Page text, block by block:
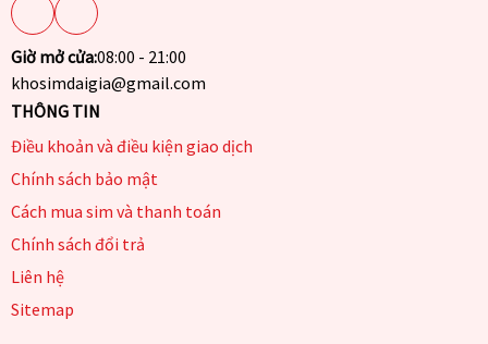
Giờ mở cửa:08:00 - 21:00
khosimdaigia@gmail.com
THÔNG TIN
Điều khoản và điều kiện giao dịch
Chính sách bảo mật
Cách mua sim và thanh toán
Chính sách đổi trả
Liên hệ
Sitemap